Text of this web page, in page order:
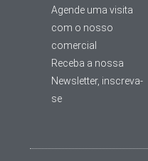
Agende uma visita
com o nosso
comercial
Receba a nossa
Newsletter, inscreva-
se